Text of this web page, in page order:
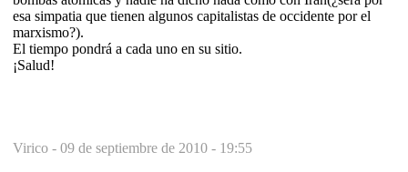
esa simpatia que tienen algunos capitalistas de occidente por el
marxismo?).
El tiempo pondrá a cada uno en su sitio.
¡Salud!
Virico - 09 de septiembre de 2010 - 19:55